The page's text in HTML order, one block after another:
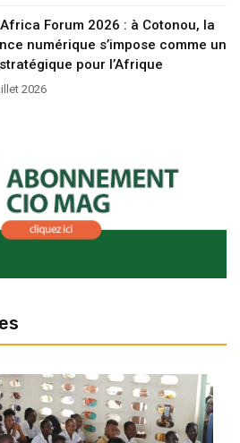
Forum 2026 : à Cotonou, la
numérique s’impose comme un
pour l’Afrique
2026